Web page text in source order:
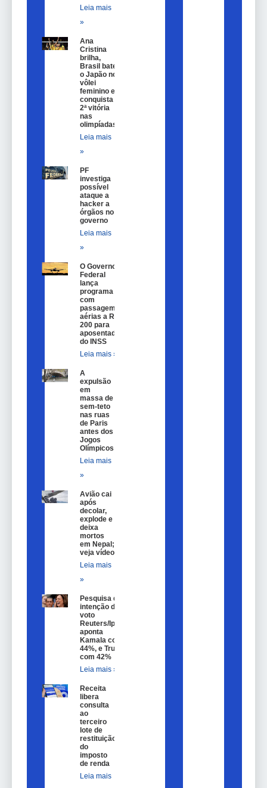
Leia mais
»
Ana
Cristina
brilha,
Brasil bate
o Japão no
vôlei
feminino e
conquista
2ª vitória
nas
olimpíadas
Leia mais
»
PF
investiga
possível
ataque a
hacker a
órgãos no
governo
Leia mais
»
O Governo
Federal
lança
programa
com
passagem
aérias a R$
200 para
aposentados
do INSS
Leia mais »
A
expulsão
em
massa de
sem-teto
nas ruas
de Paris
antes dos
Jogos
Olímpicos
Leia mais
»
Avião cai
após
decolar,
explode e
deixa
mortos
em Nepal;
veja vídeo
Leia mais
»
Pesquisa de
intenção de
voto
Reuters/Ipsos
aponta
Kamala com
44%, e Trump
com 42%
Leia mais »
Receita
libera
consulta
ao
terceiro
lote de
restituição
do
imposto
de renda
Leia mais